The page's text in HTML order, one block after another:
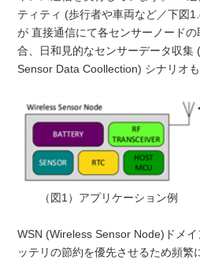
ティティ (歩行者や車両など／下図
が 直接通信にて各センサーノード
合、日和見的なセンサーデータ収集
Sensor Data Coollection) シナリオも
（図1）アプリケーション例
WSN (Wireless Sensor Node)ドメ
ッテリの節約を優先させるため頻繁